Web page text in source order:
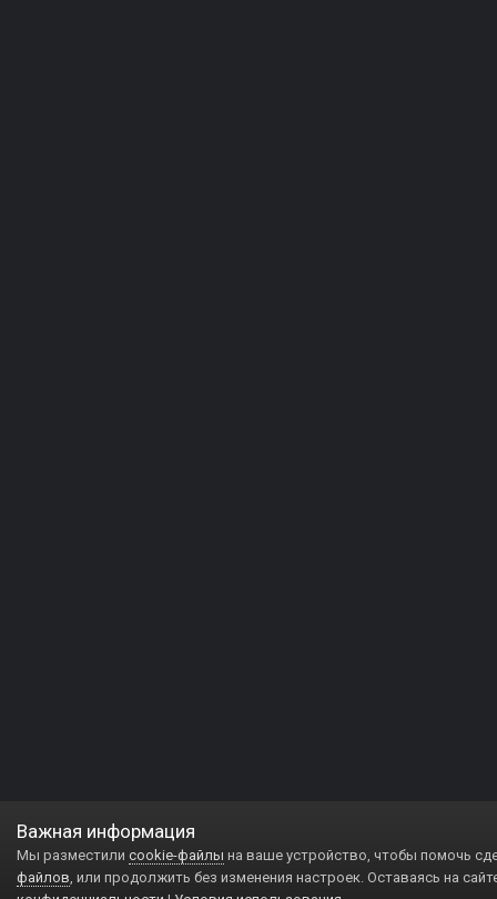
Важная информация
Мы разместили cookie-файлы на ваше устройство, чтобы помочь
файлов, или продолжить без изменения настроек. Оставаясь на